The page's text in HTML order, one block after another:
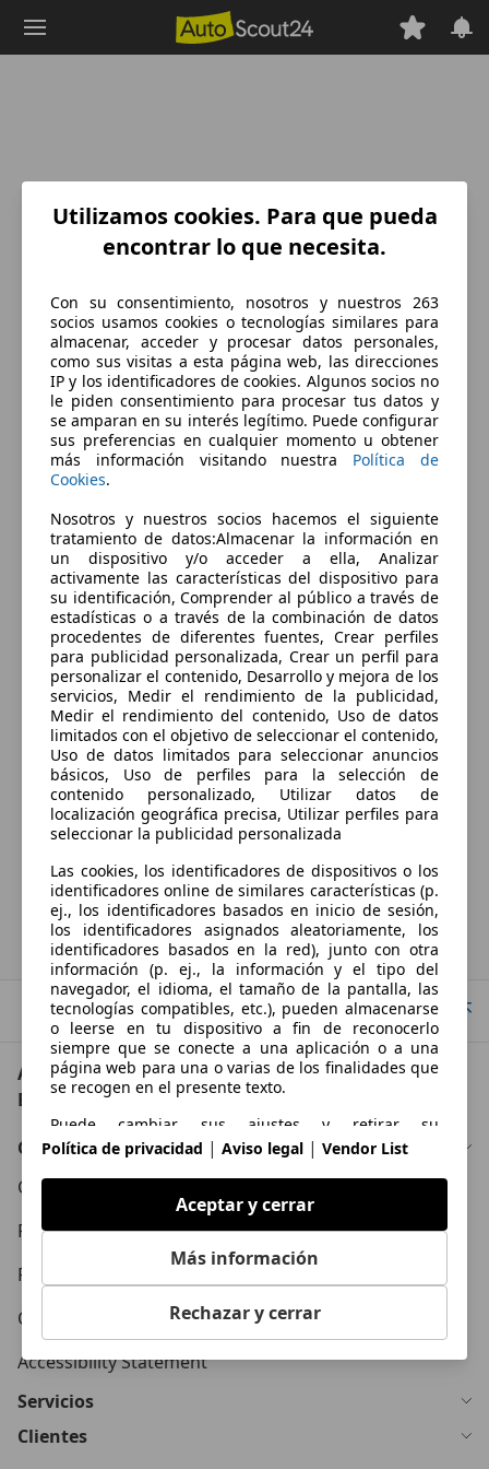
Sorry, something went wrong.
Go to application home
Ir arriba
AutoScout24: el mayor mercado de automoción de
Europa
Conócenos
Condiciones Generales
Política de Privacidad
Política de Cookies
Contacto
Accessibility Statement
Servicios
Clientes
Utilizamos cookies. Para que pueda
encontrar lo que necesita.
Con su consentimiento, nosotros y nuestros 263
socios usamos cookies o tecnologías similares para
almacenar, acceder y procesar datos personales,
como sus visitas a esta página web, las direcciones
IP y los identificadores de cookies. Algunos socios no
le piden consentimiento para procesar tus datos y
se amparan en su interés legítimo. Puede configurar
sus preferencias en cualquier momento u obtener
más información visitando nuestra Política de
Cookies.
Nosotros y nuestros socios hacemos el siguiente
tratamiento de datos:Almacenar la información en
un dispositivo y/o acceder a ella, Analizar
activamente las características del dispositivo para
su identificación, Comprender al público a través de
estadísticas o a través de la combinación de datos
procedentes de diferentes fuentes, Crear perfiles
para publicidad personalizada, Crear un perfil para
personalizar el contenido, Desarrollo y mejora de los
servicios, Medir el rendimiento de la publicidad,
Medir el rendimiento del contenido, Uso de datos
limitados con el objetivo de seleccionar el contenido,
Uso de datos limitados para seleccionar anuncios
básicos, Uso de perfiles para la selección de
contenido personalizado, Utilizar datos de
localización geográfica precisa, Utilizar perfiles para
seleccionar la publicidad personalizada
Las cookies, los identificadores de dispositivos o los
identificadores online de similares características (p.
ej., los identificadores basados en inicio de sesión,
los identificadores asignados aleatoriamente, los
identificadores basados en la red), junto con otra
información (p. ej., la información y el tipo del
navegador, el idioma, el tamaño de la pantalla, las
tecnologías compatibles, etc.), pueden almacenarse
o leerse en tu dispositivo a fin de reconocerlo
siempre que se conecte a una aplicación o a una
página web para una o varias de los finalidades que
se recogen en el presente texto.
Puede cambiar sus ajustes y retirar su
consentimiento en cualquier momento a través del
Gestor de Privacidad en nuestra Política de
privacidad.
Propósitos
identificación mediante análisis de dispositivos
Publicidad y contenido personalizados, medición de
publicidad y contenido, investigación de audiencia y
desarrollo de servicios
Funciones esenciales de la página
Política de privacidad | Aviso legal | Vendor List
Aceptar y cerrar
Más información
Rechazar y cerrar